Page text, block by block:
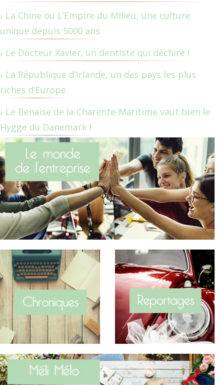
La Chine ou L’Empire du Milieu, une culture
unique depuis 5000 ans
Le Docteur Xavier, un dentiste qui déchire !
La République d’Irlande, un des pays les plus
riches d’Europe
Le Benaise de la Charente-Maritime vaut bien le
Hygge du Danemark !